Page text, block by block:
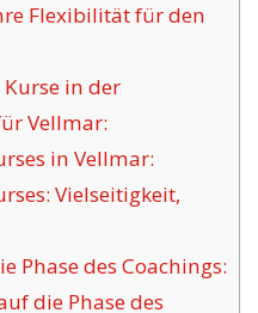
Flexibilität für den
in der
Vellmar:
in Vellmar:
Vielseitigkeit,
Phase des Coachings:
die Phase des